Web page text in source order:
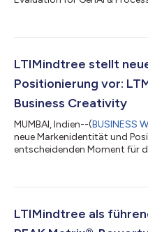
Unternehmen, die im
sowie gleichzeitig künftige
LTIMindtree stellt
Positionierung vor:
Business Creativity
MUMBAI, Indien--(BUSINESS
neue Markenidentität und
entscheidenden Moment für
Zustimmung der Aktionäre
spiegelt wider, wie die
LTIMindtree als